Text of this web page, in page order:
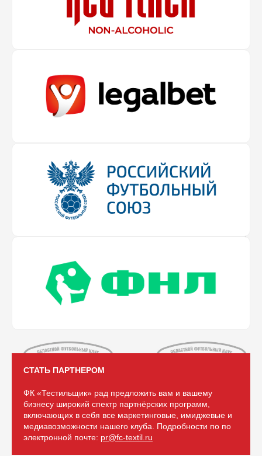
СТАТЬ ПАРТНЕРОМ
ФК «Тестильщик» рад предложить вам и вашему
бизнесу широкий спектр партнёрских программ,
включающих в себя все маркетинговые, имиджевые и
медиавозможности нашего клуба. Подробности по по
электронной почте: pr@fc-textil.ru